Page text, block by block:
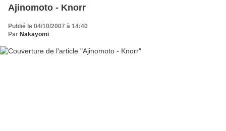
Ajinomoto - Knorr
Publié le 04/10/2007 à 14:40
Par Nakayomi